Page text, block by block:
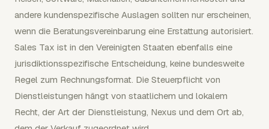
andere kundenspezifische Auslagen sollten nur erscheinen,
wenn die Beratungsvereinbarung eine Erstattung autorisiert.
Sales Tax ist in den Vereinigten Staaten ebenfalls eine
jurisdiktionsspezifische Entscheidung, keine bundesweite
Regel zum Rechnungsformat. Die Steuerpflicht von
Dienstleistungen hängt von staatlichem und lokalem
Recht, der Art der Dienstleistung, Nexus und dem Ort ab,